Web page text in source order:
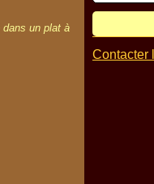
un plat à
Contacter